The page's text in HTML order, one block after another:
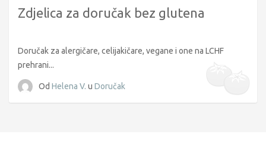
Zdjelica za doručak bez glutena
Doručak za alergičare, celijakičare, vegane i one na LCHF
prehrani...
Od Helena V. u Doručak